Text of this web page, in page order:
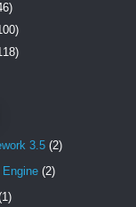
3.5 (2)
(2)